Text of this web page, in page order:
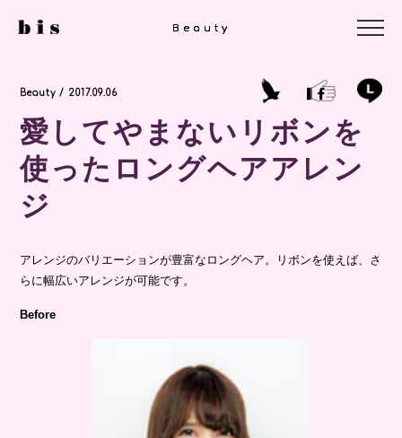
Beauty
Beauty / 2017.09.06
愛してやまないリボンを
使ったロングヘアアレン
ジ
アレンジのバリエーションが豊富なロングヘア。リボンを使えば、さ
らに幅広いアレンジが可能です。
Before
Beauty
Beauty